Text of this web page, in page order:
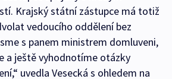
Krajský státní zástupce má totiž
vedoucího oddělení bez
s panem ministrem domluveni,
a ještě vyhodnotíme otázky
uvedla Vesecká s ohledem na